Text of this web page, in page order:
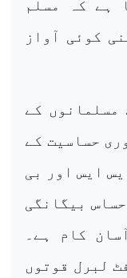
ہے کہ مسلم
کوئی آواز
مسلمانوں کے
حساسیت کے
ایس اور بی
بیگانگی
کام ہے۔
لبرل قوتوں